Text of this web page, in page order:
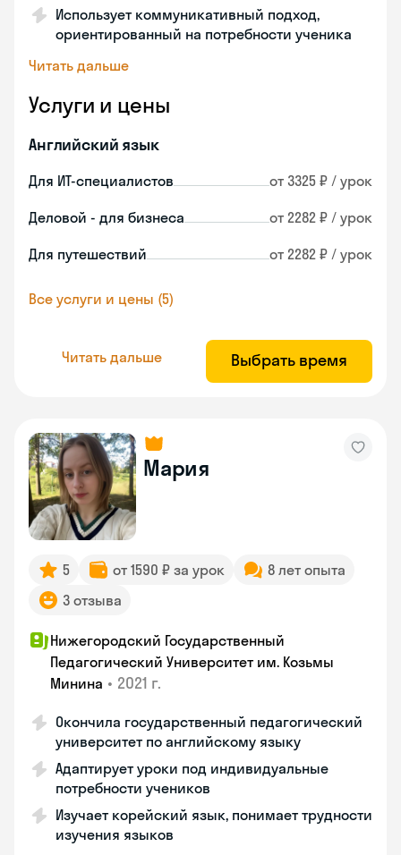
Использует коммуникативный подход,
ориентированный на потребности ученика
Читать дальше
Услуги и цены
Английский язык
Для ИТ-специалистов от 3325 ₽ / урок
Деловой - для бизнеса от 2282 ₽ / урок
Для путешествий от 2282 ₽ / урок
Все услуги и цены (5)
Читать дальше Выбрать время
Мария
5 от 1590 ₽ за урок
8 лет опыта
3 отзыва
Нижегородский Государственный
Педагогический Университет им. Козьмы
Минина • 2021 г.
Окончила государственный педагогический
университет по английскому языку
Адаптирует уроки под индивидуальные
потребности учеников
Изучает корейский язык, понимает трудности
изучения языков